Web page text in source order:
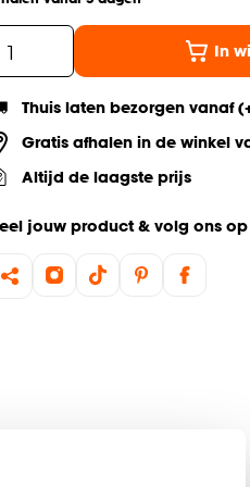
In
Thuis laten bezorgen vanaf
Gratis afhalen in de winkel
Altijd de laagste prijs
jouw product & volg ons